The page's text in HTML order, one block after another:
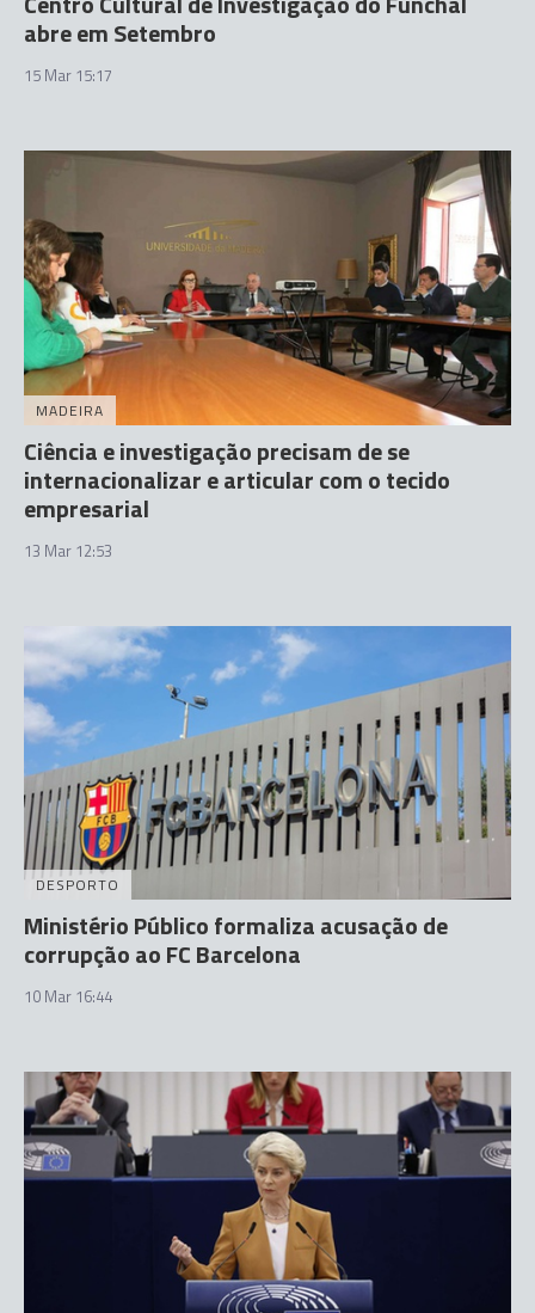
abre em Setembro
15 Mar 15:17
MADEIRA
Ciência e investigação precisam de se
internacionalizar e articular com o tecido
empresarial
13 Mar 12:53
DESPORTO
Ministério Público formaliza acusação de
corrupção ao FC Barcelona
10 Mar 16:44